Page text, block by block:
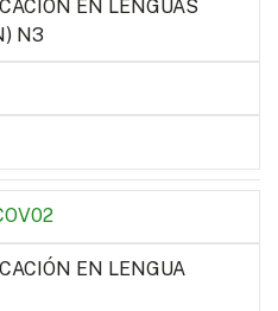
EN LENGUAS
N3
EN LENGUA